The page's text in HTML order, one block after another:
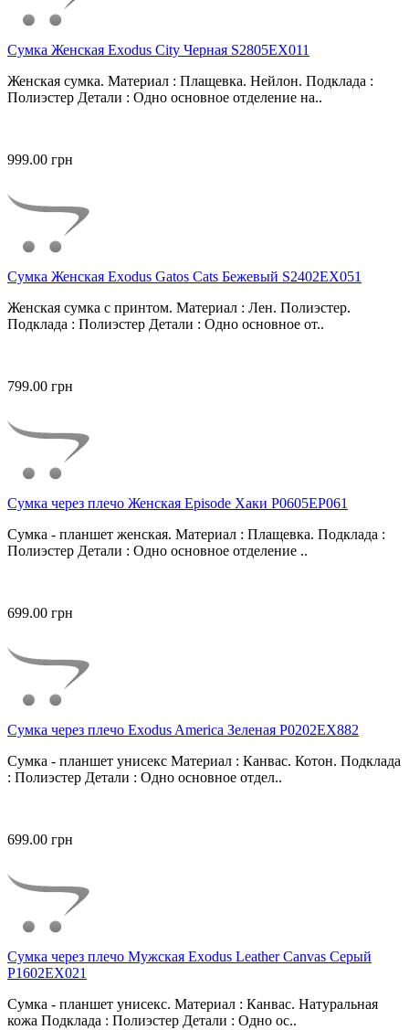
Сумка Женская Exodus City Черная S2805EX011
Женская сумка. Материал : Плащевка. Нейлон. Подклада :
Полиэстер Детали : Одно основное отделение на..
999.00 грн
Сумка Женская Exodus Gatos Cats Бежевый S2402EX051
Женская сумка с принтом. Материал : Лен. Полиэстер.
Подклада : Полиэстер Детали : Одно основное от..
799.00 грн
Сумка через плечо Женская Episode Хаки P0605EP061
Сумка - планшет женская. Материал : Плащевка. Подклада :
Полиэстер Детали : Одно основное отделение ..
699.00 грн
Сумка через плечо Exodus America Зеленая P0202EX882
Сумка - планшет унисекс Материал : Канвас. Котон. Подклада
: Полиэстер Детали : Одно основное отдел..
699.00 грн
Сумка через плечо Мужская Exodus Leather Canvas Серый
P1602EX021
Сумка - планшет унисекс. Материал : Канвас. Натуральная
кожа Подклада : Полиэстер Детали : Одно ос..